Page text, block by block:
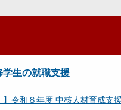
学生の就職支援
】令和８年度 中核人材育成